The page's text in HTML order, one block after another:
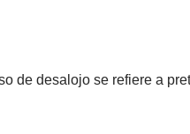
de desalojo se refiere a